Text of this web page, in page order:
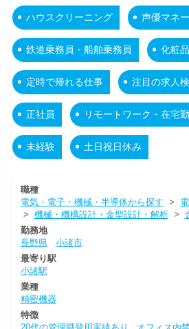
ハウスクリーニング 声優マネ
鉄道乗務員・船舶乗務員 化粧品
定時で帰れる仕事 注目の求人
正社員 リモートワーク・在宅
未経験 土日祝日休み
職種
電気・電子・機械・半導体から探す >
> 機械・機構設計・金型設計・解析>
勤務地
長野県
小諸市
最寄り駅
小諸駅
業種
精密機器
特徴
20代の管理職登用実績あり
オフィス内